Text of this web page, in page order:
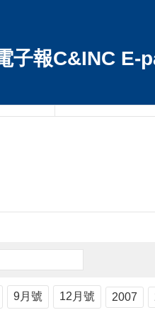
子報C&INC E-
9月號 12月號 2007